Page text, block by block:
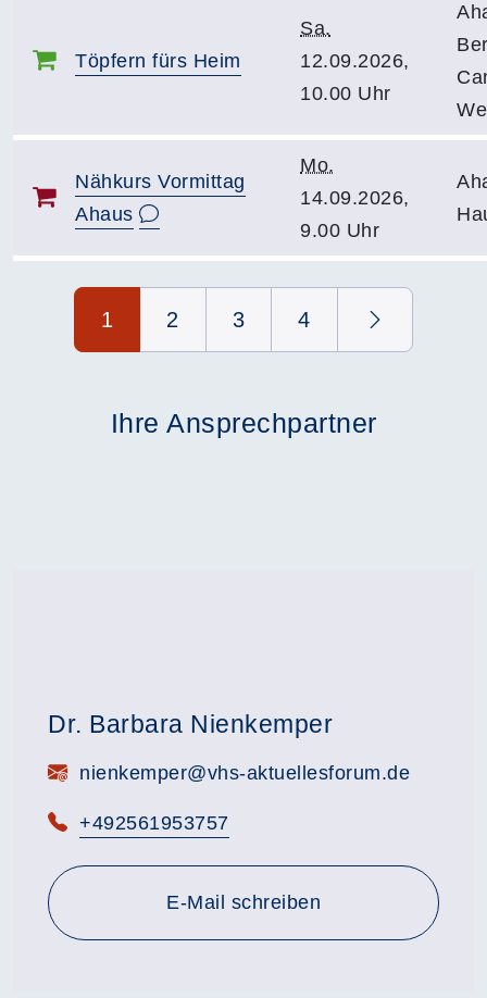
Töpfern fürs Heim
Sa.
12.09.2026,
10.00 Uhr
Nähkurs Vormittag
Ahaus
Mo.
14.09.2026,
9.00 Uhr
1 2 3 4
Ihre Ansprechpartner
Dr. Barbara Nienkemper
E-Mail:nienkemper@vhs-aktuellesforum.de
Telefon:
+492561953757
E-Mail schreiben